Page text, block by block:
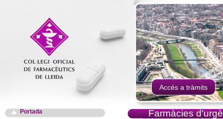
Accés a tràmits
Portada
Farmàcies